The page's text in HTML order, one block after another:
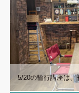
5/20の輪行講座は、